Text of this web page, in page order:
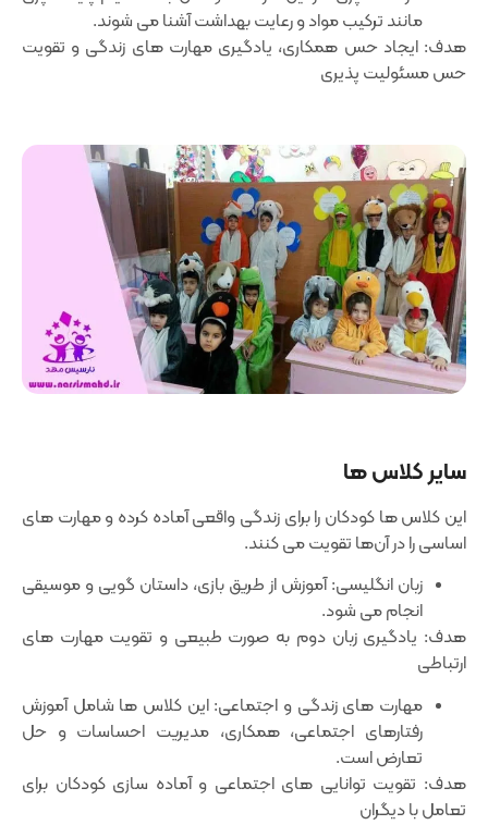
مانند ترکیب مواد و رعایت بهداشت آشنا می‌ شوند.
هدف: ایجاد حس همکاری، یادگیری مهارت ‌های زندگی و تقویت
حس مسئولیت‌ پذیری
سایر کلاس ها
این کلاس ‌ها کودکان را برای زندگی واقعی آماده کرده و مهارت ‌های
اساسی را در آن‌ها تقویت می ‌کنند.
زبان انگلیسی: آموزش از طریق بازی، داستان‌ گویی و موسیقی
انجام می‌ شود.
هدف: یادگیری زبان دوم به صورت طبیعی و تقویت مهارت ‌های
ارتباطی
مهارت ‌های زندگی و اجتماعی: این کلاس‌ ها شامل آموزش
رفتارهای اجتماعی، همکاری، مدیریت احساسات و حل
تعارض است.
هدف: تقویت توانایی ‌های اجتماعی و آماده‌ سازی کودکان برای
تعامل با دیگران